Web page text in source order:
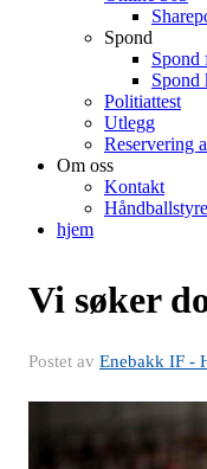
Spond
Spond
Spond
Politiattest
Utlegg
Reservering
Om oss
Kontakt
hjem
Vi søker
Postet av Enebakk IF -